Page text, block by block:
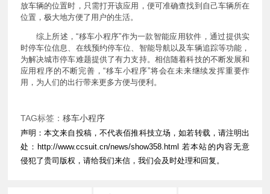
放车辆的位置时，只需打开该应用，便可准确查找到自己车辆所在
位置，极大地方便了用户的生活。
综上所述，“移车小程序”作为一款智能应用软件，通过提供实
时停车位信息、在线预约停车位、智能导航以及车辆追踪等功能，
为解决城市停车难题提供了有力支持。相信随着科技的不断发展和
应用程序的不断完善，“移车小程序”将会在未来继续发挥重要作
用，为人们的出行带来更多方便与便利。
TAG标签： 移车小程序
声明：本文来自投稿，不代表佰推科技立场，如若转载，请注明出
处： http://www.ccsuit.cn/news/show358.html 若本站的内容无意
侵犯了贵司版权，请给我们来信，我们会及时处理和回复。